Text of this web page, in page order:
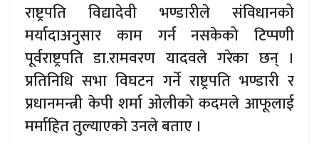
राष्ट्रपति विद्यादेवी भण्डारीले संविधानको
मर्यादाअनुसार काम गर्न नसकेको टिप्पणी
पूर्वराष्ट्रपति डा.रामवरण यादवले गरेका छन् ।
प्रतिनिधि सभा विघटन गर्ने राष्ट्रपति भण्डारी र
प्रधानमन्त्री केपी शर्मा ओलीको कदमले आफूलाई
मर्माहित तुल्याएको उनले बताए ।